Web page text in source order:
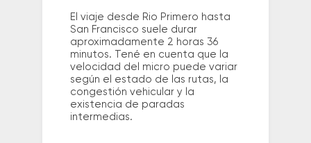
El viaje desde Rio Primero hasta
San Francisco suele durar
aproximadamente 2 horas 36
minutos. Tené en cuenta que la
velocidad del micro puede variar
según el estado de las rutas, la
congestión vehicular y la
existencia de paradas
intermedias.